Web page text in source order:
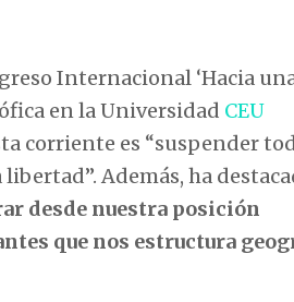
Internacional ‘Hacia
en la Universidad CEU
corriente es “suspender
Además, ha
desde nuestra posición
que nos estructura